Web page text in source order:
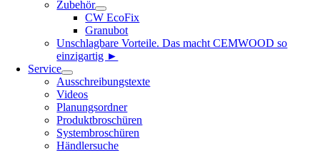
Zubehör
CW EcoFix
Granubot
Unschlagbare Vorteile. Das macht CEMWOOD so
einzigartig ►
Service
Ausschreibungstexte
Videos
Planungsordner
Produktbroschüren
Systembroschüren
Händlersuche